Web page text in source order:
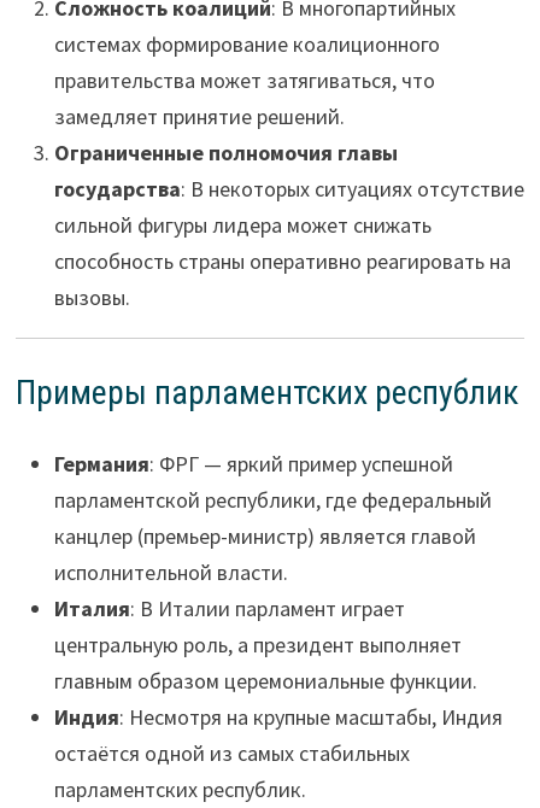
Сложность коалиций: В многопартийных
системах формирование коалиционного
правительства может затягиваться, что
замедляет принятие решений.
Ограниченные полномочия главы
государства: В некоторых ситуациях отсутствие
сильной фигуры лидера может снижать
способность страны оперативно реагировать на
вызовы.
Примеры парламентских республик
Германия: ФРГ — яркий пример успешной
парламентской республики, где федеральный
канцлер (премьер-министр) является главой
исполнительной власти.
Италия: В Италии парламент играет
центральную роль, а президент выполняет
главным образом церемониальные функции.
Индия: Несмотря на крупные масштабы, Индия
остаётся одной из самых стабильных
парламентских республик.